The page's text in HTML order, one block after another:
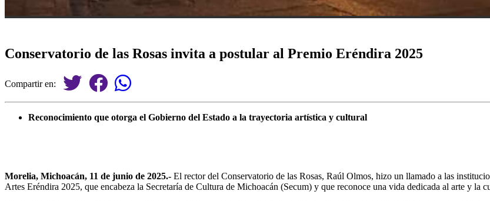
Conservatorio de las Rosas invita a postular al Premio Eréndira 2025
Compartir en:
Reconocimiento que otorga el Gobierno del Estado a la trayectoria artística y cultural
Morelia, Michoacán, 11 de junio de 2025.- El rector del Conservatorio de las Rosas, Raúl Olmos, hizo un llamado a las
Artes Eréndira 2025, que encabeza la Secretaría de Cultura de Michoacán (Secum) y que reconoce una vida dedicada al arte y la